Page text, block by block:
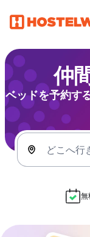
仲
ベッドを予約す
どこへ行
無